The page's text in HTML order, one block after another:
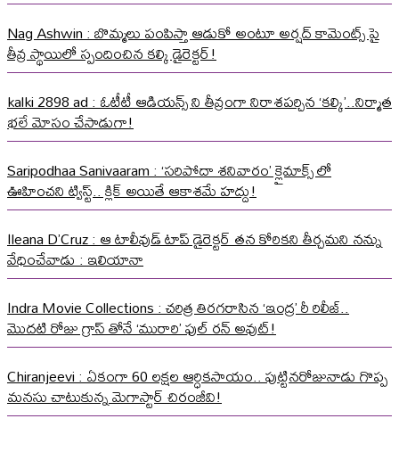
Nag Ashwin : బొమ్మలు పంపిస్తా ఆడుకో అంటూ అర్షద్ కామెంట్స్ పై
తీవ్ర స్థాయిలో స్పందించిన కల్కి డైరెక్టర్!
kalki 2898 ad : ఓటీటీ ఆడియన్స్ ని తీవ్రంగా నిరాశపర్చిన ‘కల్కి’..నిర్మాత
భలే మోసం చేసాడుగా!
Saripodhaa Sanivaaram : ‘సరిపోదా శనివారం’ క్లైమాక్స్ లో
ఊహించని ట్విస్ట్.. క్లిక్ అయితే ఆకాశమే హద్దు!
Ileana D’Cruz : ఆ టాలీవుడ్ టాప్ డైరెక్టర్ తన కోరికని తీర్చమని నన్ను
వేధించేవాడు : ఇలియానా
Indra Movie Collections : చరిత్ర తిరగరాసిన ‘ఇంద్ర’ రీ రిలీజ్..
మొదటి రోజు గ్రాస్ తోనే ‘మురారి’ ఫుల్ రన్ అవుట్!
Chiranjeevi : ఏకంగా 60 లక్షల ఆర్ధికసాయం.. పుట్టినరోజునాడు గొప్ప
మనసు చాటుకున్న మెగాస్టార్ చిరంజీవి!